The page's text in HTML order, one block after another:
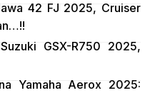
42 FJ 2025, Cruiser
GSX-R750 2025,
Yamaha Aerox 2025: